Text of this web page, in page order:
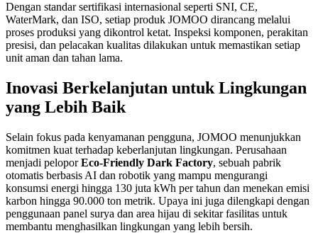
Dengan standar sertifikasi internasional seperti SNI, CE,
WaterMark, dan ISO, setiap produk JOMOO dirancang melalui
proses produksi yang dikontrol ketat. Inspeksi komponen, perakitan
presisi, dan pelacakan kualitas dilakukan untuk memastikan setiap
unit aman dan tahan lama.
Inovasi Berkelanjutan untuk Lingkungan
yang Lebih Baik
Selain fokus pada kenyamanan pengguna, JOMOO menunjukkan
komitmen kuat terhadap keberlanjutan lingkungan. Perusahaan
menjadi peloporEco-Friendly Dark Factory, sebuah pabrik
otomatis berbasis AI dan robotik yang mampu mengurangi
konsumsi energi hingga 130 juta kWh per tahun dan menekan emisi
karbon hingga 90.000 ton metrik. Upaya ini juga dilengkapi dengan
penggunaan panel surya dan area hijau di sekitar fasilitas untuk
membantu menghasilkan lingkungan yang lebih bersih.